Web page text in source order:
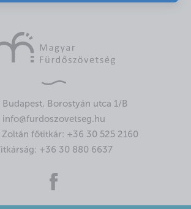
Budapest, Borostyán utca 1/B
info@furdoszovetseg.hu
Zoltán főtitkár: +36 30 525 2160
Titkárság: +36 30 880 6637